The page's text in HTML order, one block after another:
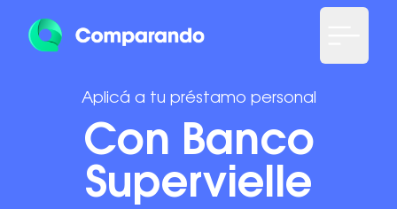
Aplicá a tu préstamo personal
Con Banco
Supervielle